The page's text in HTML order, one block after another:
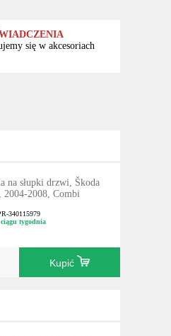
się w akcesoriach
na słupki drzwi, Škoda
2004-2008, Combi
340115979
tygodnia
Kupić